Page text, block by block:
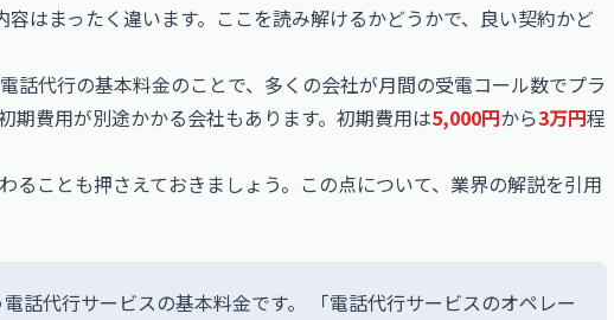
はまったく違います。ここを読み解けるかどうかで、良い契約かど
話代行の基本料金のことで、多くの会社が月間の受電コール数でプラ
期費用が別途かかる会社もあります。初期費用は5,000円から3万円程
ることも押さえておきましょう。この点について、業界の解説を引用
話代行サービスの基本料金です。 「電話代行サービスのオペレー